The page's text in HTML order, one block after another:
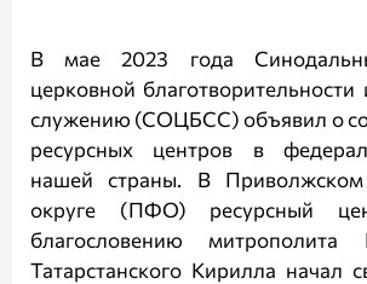
В мае 2023 года
церковной
служению (СОЦБСС) объявил о
ресурсных центров в
нашей страны. В
округе (ПФО) ресурсный
благословению митрополита
Татарстанского Кирилла начал